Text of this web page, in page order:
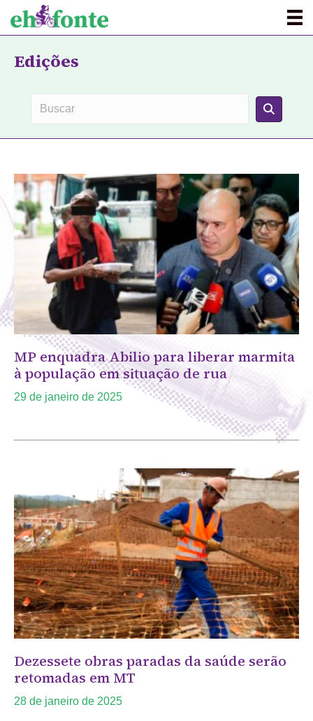
Edições
MP enquadra Abilio para liberar marmita
à população em situação de rua
29 de janeiro de 2025
Dezessete obras paradas da saúde serão
retomadas em MT
28 de janeiro de 2025